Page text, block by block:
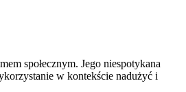
społecznym. Jego niespotykana
w kontekście nadużyć i